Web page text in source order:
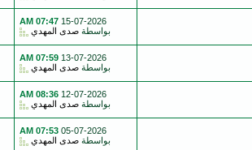
15-07-2026
07:47 AM
بواسطة صدى المهدي
13-07-2026
07:59 AM
بواسطة صدى المهدي
12-07-2026
08:36 AM
بواسطة صدى المهدي
05-07-2026
07:53 AM
بواسطة صدى المهدي